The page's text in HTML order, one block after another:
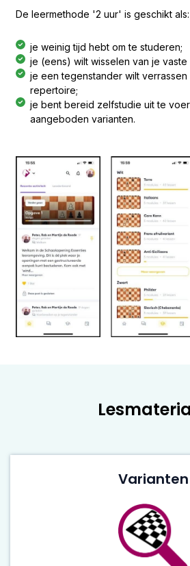
De leermethode '2 uur' is geschikt als:
je weinig tijd hebt om te studeren;
je (eens) wilt wisselen van je
je een tegenstander wilt
repertoire;
je bent bereid zelfstudie uit te
aangeboden varianten.
Varianten